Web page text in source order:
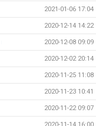
2021-01-06 17:04
2020-12-14 14:22
2020-12-08 09:09
2020-12-02 20:14
2020-11-25 11:08
2020-11-23 10:41
2020-11-22 09:07